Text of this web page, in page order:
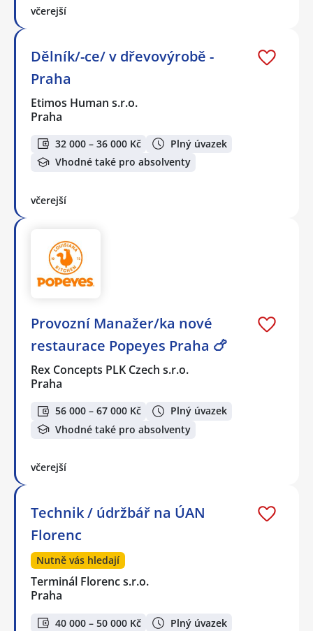
včerejší
Dělník/-ce/ v dřevovýrobě -
Praha
Etimos Human s.r.o.
Praha
32 000 – 36 000 Kč
Plný úvazek
Vhodné také pro absolventy
včerejší
Provozní Manažer/ka nové
restaurace Popeyes Praha 🍗
Rex Concepts PLK Czech s.r.o.
Praha
56 000 – 67 000 Kč
Plný úvazek
Vhodné také pro absolventy
včerejší
Technik / údržbář na ÚAN
Florenc
Nutně vás hledají
Terminál Florenc s.r.o.
Praha
40 000 – 50 000 Kč Plný úvazek